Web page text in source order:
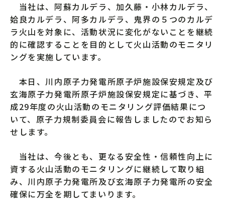
当社は、阿蘇カルデラ、加久藤・小林カルデラ、
姶良カルデラ、阿多カルデラ、鬼界の５つのカルデ
ラ火山を対象に、活動状況に変化がないことを継続
的に確認することを目的として火山活動のモニタリ
ングを実施しています。
本日、川内原子力発電所原子炉施設保安規定及び
玄海原子力発電所原子炉施設保安規定に基づき、平
成29年度の火山活動のモニタリング評価結果につ
いて、原子力規制委員会に報告しましたのでお知ら
せします。
当社は、今後とも、更なる安全性・信頼性向上に
資する火山活動のモニタリングに継続して取り組
み、川内原子力発電所及び玄海原子力発電所の安全
確保に万全を期してまいります。